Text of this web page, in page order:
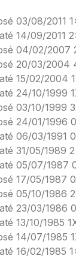
03/08/2011
14/09/2011
04/02/2007
20/03/2004
15/02/2004
24/10/1999
03/10/1999
24/01/1996
06/03/1991
31/05/1989
05/07/1987
17/05/1987
05/10/1986
23/03/1986
13/10/1985
14/07/1985
16/02/1985